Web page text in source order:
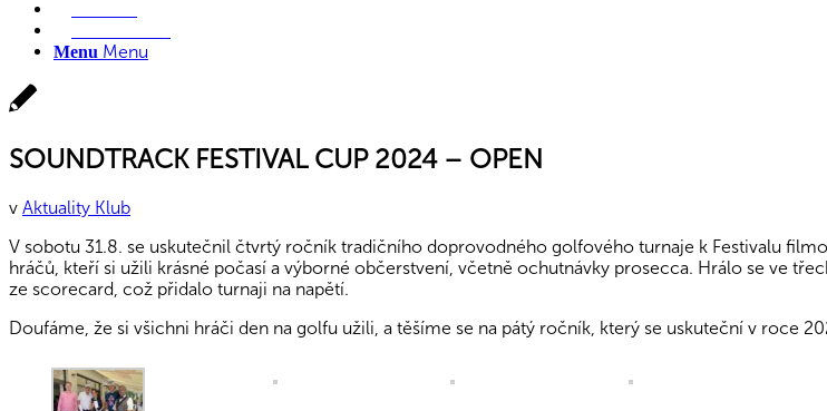
Menu Menu
SOUNDTRACK FESTIVAL CUP 2024 – OPEN
v Aktuality Klub
V sobotu 31.8. se uskutečnil čtvrtý ročník tradičního doprovodného golfového turnaje k Festivalu
hráčů, kteří si užili krásné počasí a výborné občerstvení, včetně ochutnávky prosecca. Hrálo se ve
ze scorecard, což přidalo turnaji na napětí.
Doufáme, že si všichni hráči den na golfu užili, a těšíme se na pátý ročník, který se uskuteční v roce